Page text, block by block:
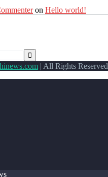
on Hello world!
| All Rights Reserved